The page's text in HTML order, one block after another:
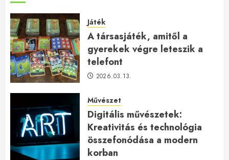
Játék
A társasjáték, amitől a
gyerekek végre leteszik a
telefont
2026.03.13.
Művészet
Digitális művészetek:
Kreativitás és technológia
összefonódása a modern
korban